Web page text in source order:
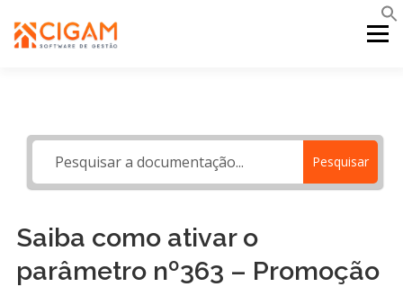
para
Menu
PORTAL WEB MOBILE SUPORTE Pesquisar
Saiba como ativar o
parâmetro nº363 – Promoção